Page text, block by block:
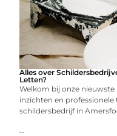
Alles over
Letten?
Welkom bij onze
inzichten en
schildersbedrijf in
...